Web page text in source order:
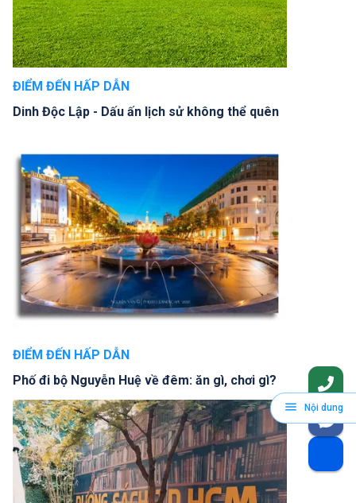
ĐIỂM ĐẾN HẤP DẪN
Dinh Độc Lập - Dấu ấn lịch sử không thể quên
ĐIỂM ĐẾN HẤP DẪN
Phố đi bộ Nguyễn Huệ về đêm: ăn gì, chơi gì?
Nội dung